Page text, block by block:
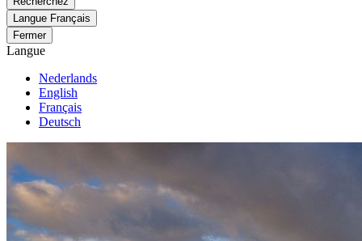
Langue Français
Fermer
Langue
Nederlands
English
Français
Deutsch